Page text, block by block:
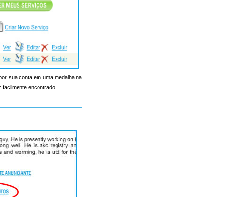
sua conta em uma medalha na
encontrado.